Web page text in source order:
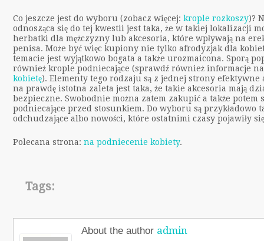
Co jeszcze jest do wyboru (zobacz więcej:krople rozkoszy)?
odnosząca się do tej kwestii jest taka, że w takiej lokalizacji
herbatki dla mężczyzny lub akcesoria, które wpływają na
penisa. Może być więc kupiony nie tylko afrodyzjak dla
temacie jest wyjątkowo bogata a także urozmaicona. Sporą
również krople podniecające (sprawdź również informacje
kobietę). Elementy tego rodzaju są z jednej strony efektywne
na prawdę istotna zaleta jest taka, że takie akcesoria mają
bezpieczne. Swobodnie można zatem zakupić a także potem
podniecające przed stosunkiem. Do wyboru są przykładowo
odchudzające albo nowości, które ostatnimi czasy pojawiły
Polecana strona:na podniecenie kobiety.
Tags:
About the author admin